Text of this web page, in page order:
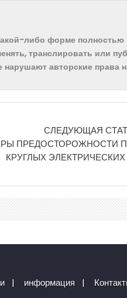
либо форме полностью
транслировать или
авторские права
СЛЕДУЮЩАЯ
ПРЕДОСТОРОЖНОСТИ
КРУГЛЫХ
| информация |